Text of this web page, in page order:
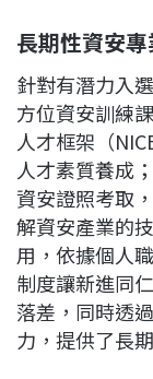
長期性資安
針對有潛力入
方位資安訓練
人才框架（
人才素質養成
資安證照考取
解資安產業的
用，依據個人
制度讓新進同
落差，同時透
力，提供了長